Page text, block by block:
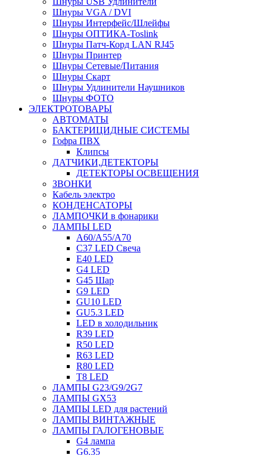
Шнуры VGA / DVI
Шнуры Интерфейс/Шлейфы
Шнуры ОПТИКА-Toslink
Шнуры Патч-Корд LAN RJ45
Шнуры Принтер
Шнуры Сетевые/Питания
Шнуры Скарт
Шнуры Удлинители Наушников
Шнуры ФОТО
ЭЛЕКТРОТОВАРЫ
АВТОМАТЫ
БАКТЕРИЦИДНЫЕ СИСТЕМЫ
Гофра ПВХ
Клипсы
ДАТЧИКИ,ДЕТЕКТОРЫ
ДЕТЕКТОРЫ ОСВЕЩЕНИЯ
ЗВОНКИ
Кабель электро
КОНДЕНСАТОРЫ
ЛАМПОЧКИ в фонарики
ЛАМПЫ LED
A60/A55/A70
C37 LED Свеча
E40 LED
G4 LED
G45 Шар
G9 LED
GU10 LED
GU5.3 LED
LED в холодильник
R39 LED
R50 LED
R63 LED
R80 LED
T8 LED
ЛАМПЫ G23/G9/2G7
ЛАМПЫ GX53
ЛАМПЫ LED для растений
ЛАМПЫ ВИНТАЖНЫЕ
ЛАМПЫ ГАЛОГЕНОВЫЕ
G4 лампа
G6.35